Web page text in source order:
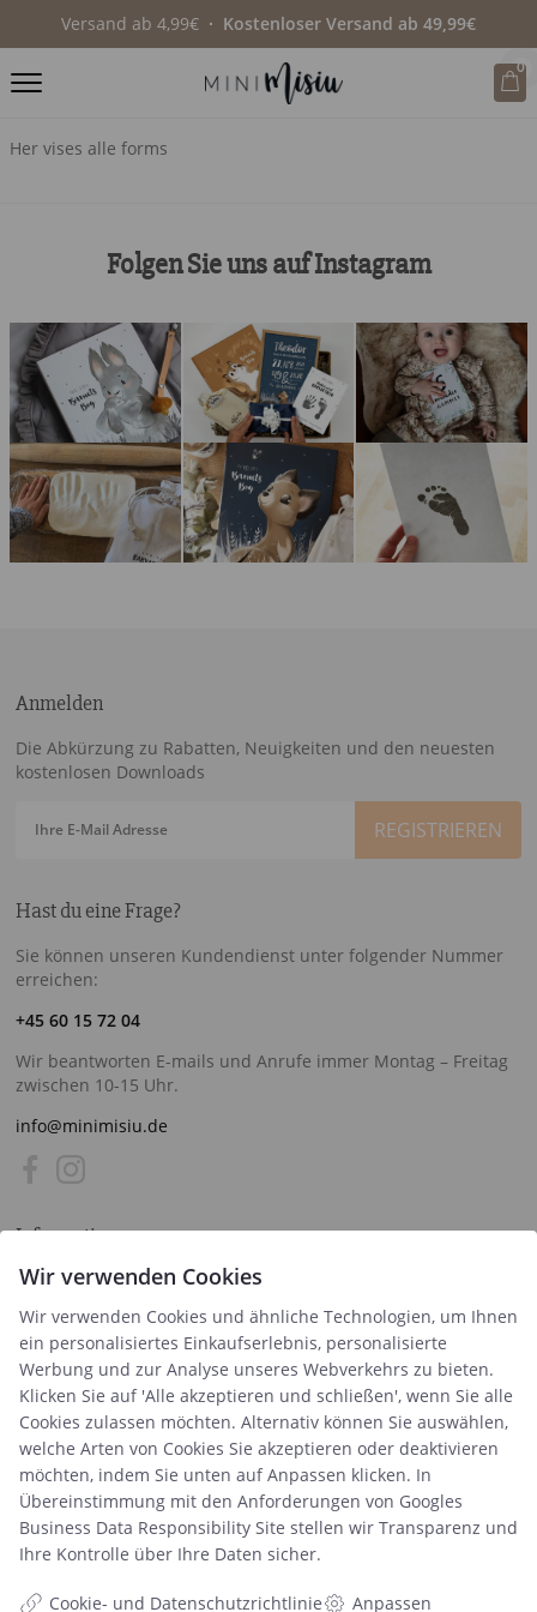
Versand ab 4,99€ ∙ Kostenloser Versand ab 49,99€
0
Her vises alle forms
Folgen Sie uns auf Instagram
Hast du eine Frage?
Sie können unseren Kundendienst unter folgender Nummer
erreichen:
+45 60 15 72 04
Wir beantworten E-mails und Anrufe immer Montag – Freitag
zwischen 10-15 Uhr.
info@minimisiu.de
Information
Kostenlose Downloads
Handelsbedingungen & FAQ
Datenschutzrichtlinie
Über uns
Blog
Produkt
Retourenetikett
Kategorien
Poster
Anmelden
Die Abkürzung zu Rabatten, Neuigkeiten und den neuesten
kostenlosen Downloads
Ihre E-Mail Adresse
Wir verwenden Cookies
Wir verwenden Cookies und ähnliche Technologien, um Ihnen
ein personalisiertes Einkaufserlebnis, personalisierte
Werbung und zur Analyse unseres Webverkehrs zu bieten.
Klicken Sie auf 'Alle akzeptieren und schließen', wenn Sie alle
Cookies zulassen möchten. Alternativ können Sie auswählen,
welche Arten von Cookies Sie akzeptieren oder deaktivieren
möchten, indem Sie unten auf Anpassen klicken. In
Übereinstimmung mit den Anforderungen von Googles
Business Data Responsibility Site stellen wir Transparenz und
Ihre Kontrolle über Ihre Daten sicher.
Cookie- und Datenschutzrichtlinie Anpassen